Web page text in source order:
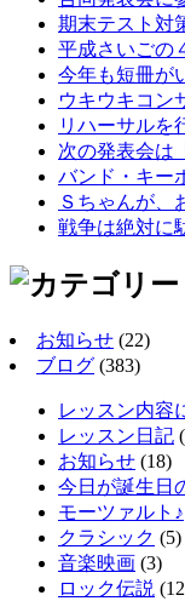
期末テスト対
平成さいごの
今年も短冊が
ウキウキコン
リハーサルを
次の発表会は
バンド・キー
Ｓちゃんが、
戦争は絶対に
お知らせ (22)
ブログ (383)
レッスン内容
レッスン日記
お知らせ (18)
今日が誕生日
モーツァルト♪
クラシック (5)
音楽映画 (3)
ロック伝説